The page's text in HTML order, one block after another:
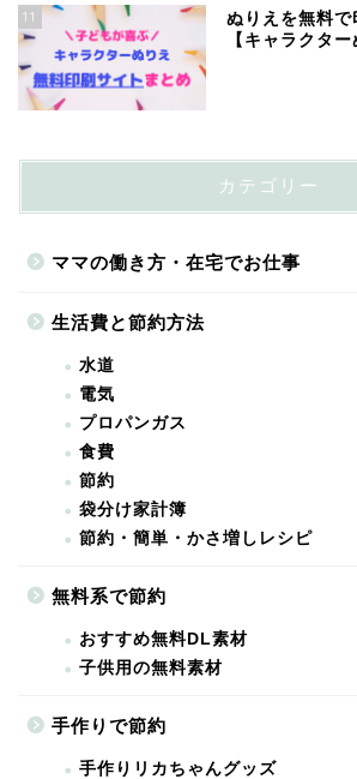
11
ぬりえを無料
【キャラクタ
カテゴリー
ママの働き方・在宅でお仕事
生活費と節約方法
水道
電気
プロパンガス
食費
節約
袋分け家計簿
節約・簡単・かさ増しレシピ
無料系で節約
おすすめ無料DL素材
子供用の無料素材
手作りで節約
手作りリカちゃんグッズ